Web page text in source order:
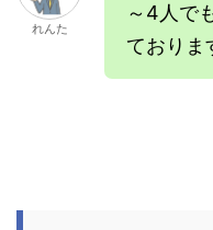
れんた
～4人で
ておりま